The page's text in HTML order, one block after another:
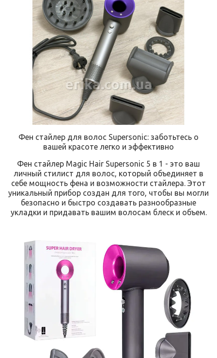
erika.com.ua
Фен стайлер для волос Supersonic: заботьтесь о
вашей красоте легко и эффективно
Фен стайлер Magic Hair Supersonic 5 в 1 - это ваш
личный стилист для волос, который объединяет в
себе мощность фена и возможности стайлера. Этот
уникальный прибор создан для того, чтобы вы могли
безопасно и быстро создавать разнообразные
укладки и придавать вашим волосам блеск и объем.